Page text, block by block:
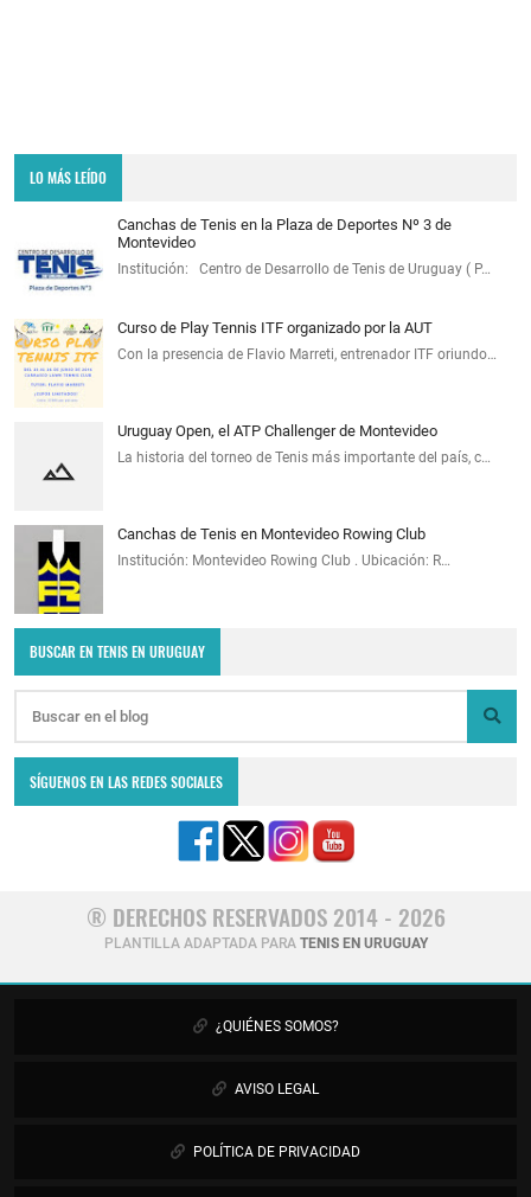
LO MÁS LEÍDO
Canchas de Tenis en la Plaza de Deportes Nº 3 de
Montevideo
Institución: Centro de Desarrollo de Tenis de Uruguay ( P…
Curso de Play Tennis ITF organizado por la AUT
Con la presencia de Flavio Marreti, entrenador ITF oriundo…
Uruguay Open, el ATP Challenger de Montevideo
La historia del torneo de Tenis más importante del país, c…
Canchas de Tenis en Montevideo Rowing Club
Institución: Montevideo Rowing Club . Ubicación: R…
BUSCAR EN TENIS EN URUGUAY
SÍGUENOS EN LAS REDES SOCIALES
® DERECHOS RESERVADOS 2014 - 2026
PLANTILLA ADAPTADA PARA TENIS EN URUGUAY
¿QUIÉNES SOMOS?
AVISO LEGAL
POLÍTICA DE PRIVACIDAD